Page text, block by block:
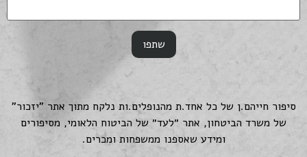
סיפור חייהם.ן של כל אחד.ת מהנופלים.ות נלקח מתוך אתר "יזכור"
של משרד הביטחון, אתר ״לעד״ של הביטוח הלאומי, מסיפורים
ומידע שאספנו ממשפחות ומכרים.